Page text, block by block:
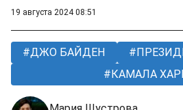
19 августа 2024 08:51
ДЖО БАЙДЕН
КАМАЛА